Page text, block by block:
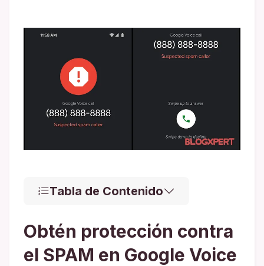
Tabla de Contenido
Obtén protección contra
el SPAM en Google Voice